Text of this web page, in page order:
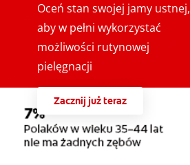
Oceń stan swojej jamy ustnej,
aby w pełni wykorzystać
możliwości rutynowej
pielęgnacji
Zacznij już teraz